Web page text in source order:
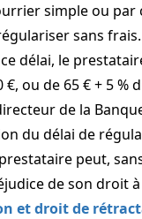
simple ou
sans frais.
délai, le
ou de 65 € + 5
de la
du délai de
peut,
de son droit
et droit de